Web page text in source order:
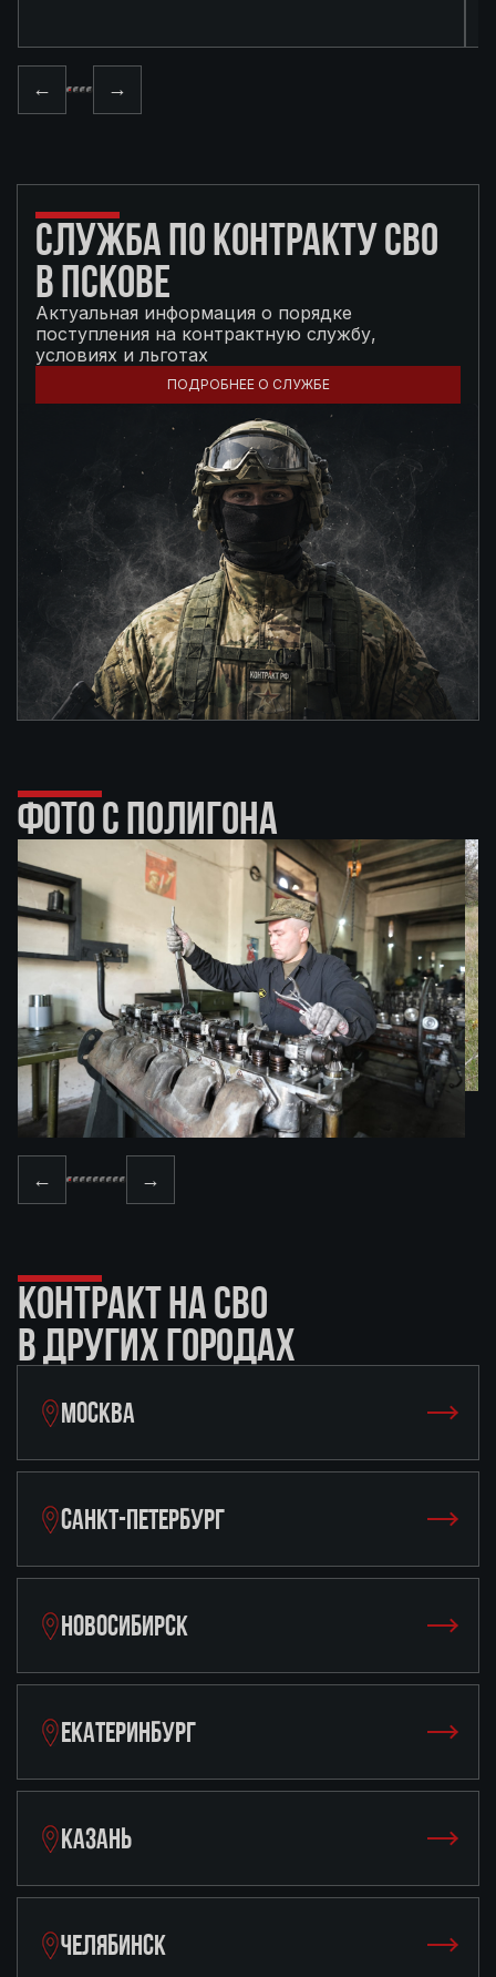
← →
СЛУЖБА ПО КОНТРАКТУ СВО
В ПСКОВЕ
Актуальная информация о порядке
поступления на контрактную службу,
условиях и льготах
ПОДРОБНЕЕ О СЛУЖБЕ
ФОТО С ПОЛИГОНА
← →
КОНТРАКТ НА СВО
В ДРУГИХ ГОРОДАХ
МОСКВА
САНКТ-ПЕТЕРБУРГ
НОВОСИБИРСК
ЕКАТЕРИНБУРГ
КАЗАНЬ
ЧЕЛЯБИНСК